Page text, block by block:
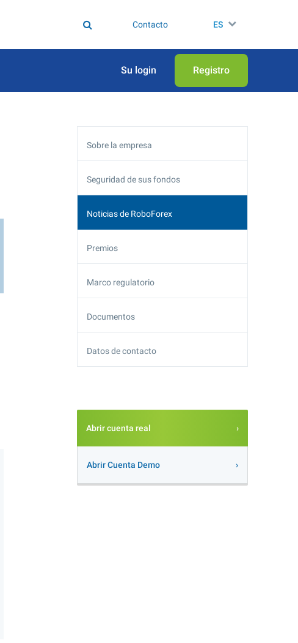
Contacto ES
Su login Registro
Sobre la empresa
Seguridad de sus fondos
Noticias de RoboForex
Premios
Marco regulatorio
Documentos
Datos de contacto
Abrir cuenta real
Abrir Cuenta Demo